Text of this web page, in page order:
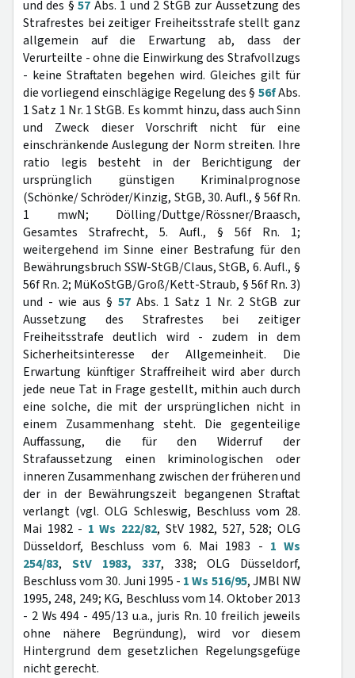
und des §57 Abs. 1 und 2 StGB zur Aussetzung des
Strafrestes bei zeitiger Freiheitsstrafe stellt ganz
allgemein auf die Erwartung ab, dass der
Verurteilte - ohne die Einwirkung des Strafvollzugs
- keine Straftaten begehen wird. Gleiches gilt für
die vorliegend einschlägige Regelung des § 56fAbs.
1 Satz 1 Nr. 1 StGB. Es kommt hinzu, dass auch Sinn
und Zweck dieser Vorschrift nicht für eine
einschränkende Auslegung der Norm streiten. Ihre
ratio legis besteht in der Berichtigung der
ursprünglich günstigen Kriminalprognose
(Schönke/ Schröder/Kinzig, StGB, 30. Aufl., § 56f Rn.
1 mwN; Dölling/Duttge/Rössner/Braasch,
Gesamtes Strafrecht, 5. Aufl., § 56f Rn. 1;
weitergehend im Sinne einer Bestrafung für den
Bewährungsbruch SSW-StGB/Claus, StGB, 6. Aufl., §
56f Rn. 2; MüKoStGB/Groß/Kett-Straub, § 56f Rn. 3)
und - wie aus § 57Abs. 1 Satz 1 Nr. 2 StGB zur
Aussetzung des Strafrestes bei zeitiger
Freiheitsstrafe deutlich wird - zudem in dem
Sicherheitsinteresse der Allgemeinheit. Die
Erwartung künftiger Straffreiheit wird aber durch
jede neue Tat in Frage gestellt, mithin auch durch
eine solche, die mit der ursprünglichen nicht in
einem Zusammenhang steht. Die gegenteilige
Auffassung, die für den Widerruf der
Strafaussetzung einen kriminologischen oder
inneren Zusammenhang zwischen der früheren und
der in der Bewährungszeit begangenen Straftat
verlangt (vgl. OLG Schleswig, Beschluss vom 28.
Mai 1982 - 1 Ws 222/82, StV 1982, 527, 528; OLG
Düsseldorf, Beschluss vom 6. Mai 1983 - 1 Ws
254/83, StV 1983, 337, 338; OLG Düsseldorf,
Beschluss vom 30. Juni 1995 - 1 Ws 516/95, JMBl NW
1995, 248, 249; KG, Beschluss vom 14. Oktober 2013
- 2 Ws 494 - 495/13 u.a., juris Rn. 10 freilich jeweils
ohne nähere Begründung), wird vor diesem
Hintergrund dem gesetzlichen Regelungsgefüge
nicht gerecht.